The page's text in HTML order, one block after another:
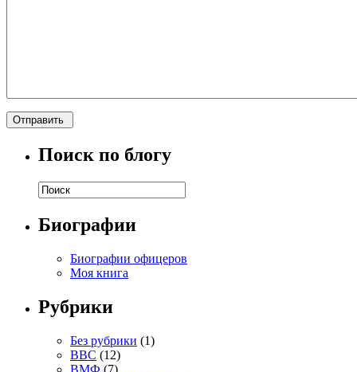
Поиск по блогу
Биографии
Биографии офицеров
Моя книга
Рубрики
Без рубрики (1)
ВВС (12)
ВМФ (7)